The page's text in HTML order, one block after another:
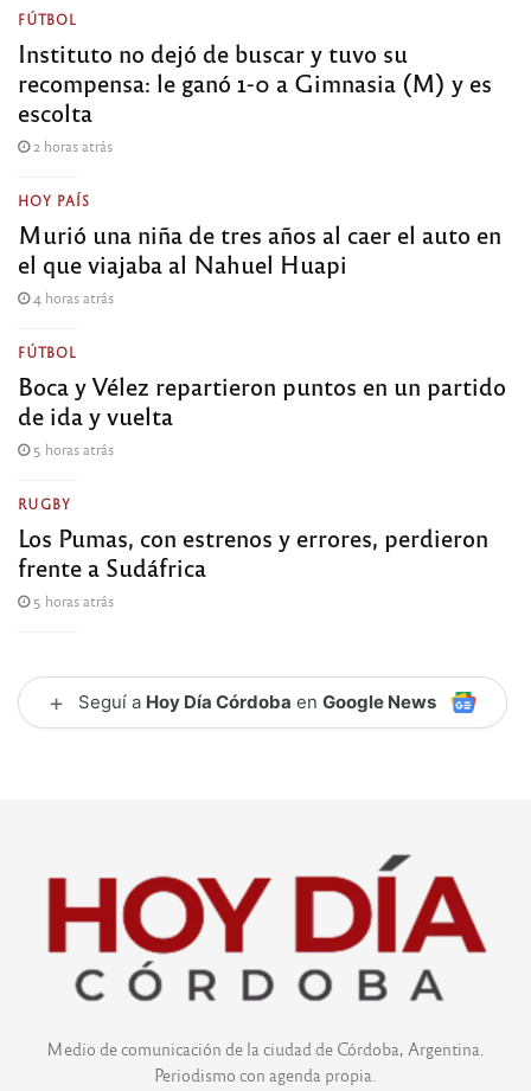
FÚTBOL
Instituto no dejó de buscar y tuvo su
recompensa: le ganó 1-0 a Gimnasia (M) y es
escolta
2 horas atrás
HOY PAÍS
Murió una niña de tres años al caer el auto en
el que viajaba al Nahuel Huapi
4 horas atrás
FÚTBOL
Boca y Vélez repartieron puntos en un partido
de ida y vuelta
5 horas atrás
RUGBY
Los Pumas, con estrenos y errores, perdieron
frente a Sudáfrica
5 horas atrás
+ Seguí a Hoy Día Córdoba en Google News
Medio de comunicación de la ciudad de Córdoba, Argentina.
Periodismo con agenda propia.